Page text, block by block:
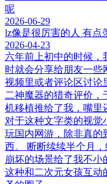
呢
2026-06-29
lz像是很厉害的人 有点
2026-04-23
六年前上初中的时候，
时就会分享给朋友一些
视频里或者评论区讨论
二神魔器的猎奇评价，
机移植推给了我，嘴
对于这种文字类的视觉
玩国内网游，除非真的
西。 断断续续半个月
崩坏的场景给了我不小
这种和二次元女孩互动